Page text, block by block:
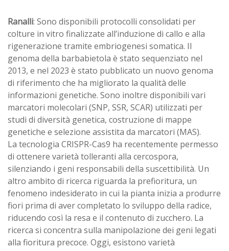
Ranalli: Sono disponibili protocolli consolidati per
colture in vitro finalizzate all’induzione di callo e alla
rigenerazione tramite embriogenesi somatica. Il
genoma della barbabietola è stato sequenziato nel
2013, e nel 2023 è stato pubblicato un nuovo genoma
di riferimento che ha migliorato la qualità delle
informazioni genetiche. Sono inoltre disponibili vari
marcatori molecolari (SNP, SSR, SCAR) utilizzati per
studi di diversità genetica, costruzione di mappe
genetiche e selezione assistita da marcatori (MAS).
La tecnologia CRISPR-Cas9 ha recentemente permesso
di ottenere varietà tolleranti alla cercospora,
silenziando i geni responsabili della suscettibilità. Un
altro ambito di ricerca riguarda la prefioritura, un
fenomeno indesiderato in cui la pianta inizia a produrre
fiori prima di aver completato lo sviluppo della radice,
riducendo così la resa e il contenuto di zucchero. La
ricerca si concentra sulla manipolazione dei geni legati
alla fioritura precoce. Oggi, esistono varietà